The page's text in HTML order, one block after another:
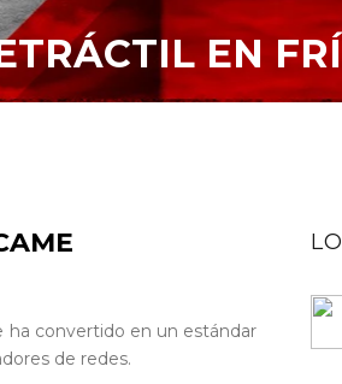
EN
convertido en un estándar
de redes.